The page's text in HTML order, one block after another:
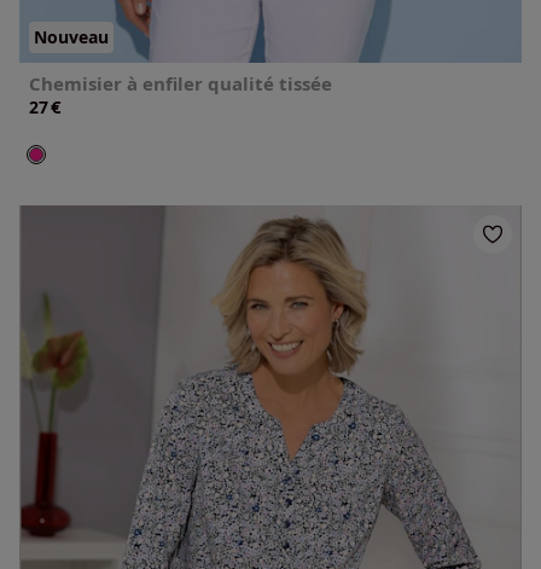
Nouveau
Chemisier à enfiler qualité tissée
27€